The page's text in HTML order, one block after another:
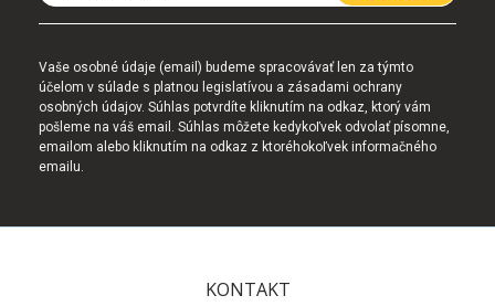
Vaše osobné údaje (email) budeme spracovávať len za týmto
účelom v súlade s platnou legislatívou a zásadami ochrany
osobných údajov. Súhlas potvrdíte kliknutím na odkaz, ktorý vám
pošleme na váš email. Súhlas môžete kedykoľvek odvolať písomne,
emailom alebo kliknutím na odkaz z ktoréhokoľvek informačného
emailu.
KONTAKT